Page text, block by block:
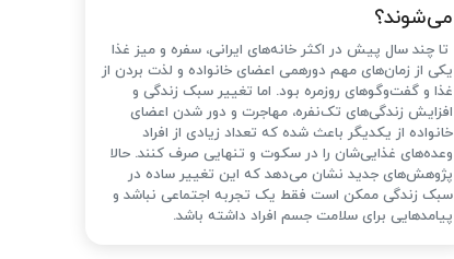
می‌شوند؟
تا چند سال پیش در اکثر خانه‌های ایرانی، سفره و میز غذا
یکی از زمان‌های مهم دورهمی اعضای خانواده و لذت بردن از
غذا و گفت‌وگوهای روزمره بود. اما تغییر سبک زندگی و
افزایش زندگی‌های تک‌نفره، مهاجرت و دور شدن اعضای
خانواده از یکدیگر باعث شده که تعداد زیادی از افراد
وعده‌های غذایی‌شان را در سکوت و تنهایی صرف کنند. حالا
پژوهش‌های جدید نشان می‌دهد که این تغییر ساده در
سبک زندگی ممکن است فقط یک تجربه اجتماعی نباشد و
پیامدهایی برای سلامت جسم افراد داشته باشد.